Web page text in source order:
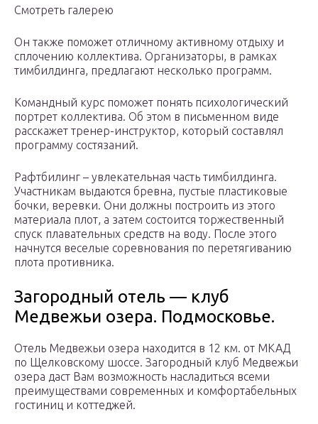
Смотреть галерею
Он также поможет отличному активному отдыху и
сплочению коллектива. Организаторы, в рамках
тимбилдинга, предлагают несколько программ.
Командный курс поможет понять психологический
портрет коллектива. Об этом в письменном виде
расскажет тренер-инструктор, который составлял
программу состязаний.
Рафтбилинг – увлекательная часть тимбилдинга.
Участникам выдаются бревна, пустые пластиковые
бочки, веревки. Они должны построить из этого
материала плот, а затем состоится торжественный
спуск плавательных средств на воду. После этого
начнутся веселые соревнования по перетягиванию
плота противника.
Загородный отель — клуб
Медвежьи озера. Подмосковье.
Отель Медвежьи озера находится в 12 км. от МКАД
по Щелковскому шоссе. Загородный клуб Медвежьи
озера даст Вам возможность насладиться всеми
преимуществами современных и комфортабельных
гостиниц и коттеджей.